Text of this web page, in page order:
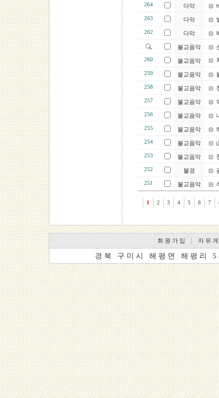
264 다악
263 다악
262 다악
불교음악
260 불교음악
259 불교음악
258 불교음악
257 불교음악
256 불교음악
255 불교음악
254 불교음악
253 불교음악
252 불경
251 불교음악
1 2 3 4 5 6 7
회 원 가 입 자 유
경 북 구 미 시 해 평 면 해 평